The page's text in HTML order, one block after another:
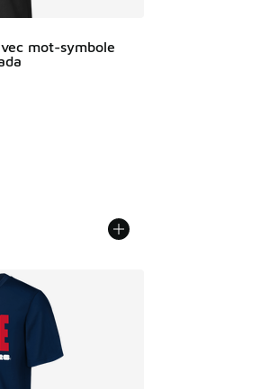
mot-symbole
Le prix est passé de $30.00 à